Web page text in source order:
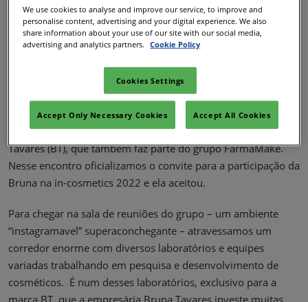
Nesse dia tínhamos algumas pautas importantes na agenda:
Latin America, entrevistaríamos pessoalmente Bruna
Tavares, jornalista, influenciadora digital (com mais de 5
milhões de seguidores em suas contas no Instagram) e
fundadora da marca de cosméticos homônima Bruna
Tavares (BT), que também faz parte do grupo FarmaMake.
Nesse encontro oficializamos o convite para a participação da
Bruna na in-cosmetics 2022 e ela aceitou.
Para chegar na sala de reuniões do grupo – um ambiente
“instagramavel” superaconchegante – atravessamos um
corredor enorme com diversos laboratórios e equipes
variadas trabalhando em pesquisa e desenvolvimento de
cosméticos. É num desses laboratórios, exclusivo para a
marca BT, que a empresária Bruna Tavares investe muitas
We use cookies to analyse and improve our service, to improve and
personalise content, advertising and your digital experience. We also
share information about your use of our site with our social media,
advertising and analytics partners.
Cookie Policy
Cookies Settings
Accept Only Necessary Cookies Accept All Cookies